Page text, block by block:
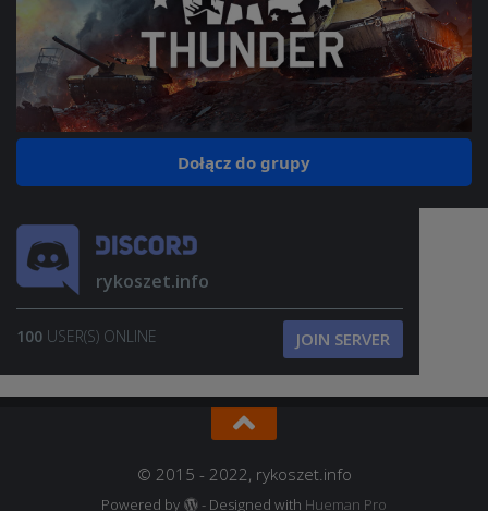
Dołącz do grupy
rykoszet.info
100 USER(S) ONLINE JOIN SERVER
© 2015 - 2022, rykoszet.info
Powered by - Designed with Hueman Pro